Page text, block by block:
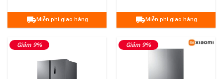
Miễn phí giao hàng Miễn phí giao hàng
Giảm 9% Giảm 9%